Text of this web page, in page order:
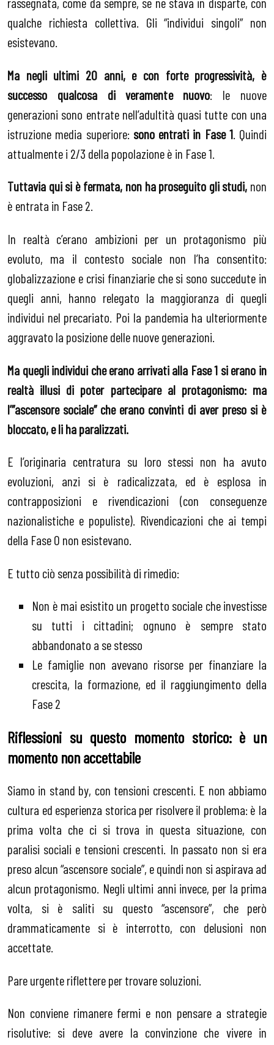
qualche richiesta collettiva. Gli “individui singoli” non
esistevano.
Ma negli ultimi 20 anni, e con forte progressività, è
successo qualcosa di veramente nuovo: le nuove
generazioni sono entrate nell’adultità quasi tutte con una
istruzione media superiore: sono entrati in Fase 1. Quindi
attualmente i 2/3 della popolazione è in Fase 1.
Tuttavia qui si è fermata, non ha proseguito gli studi, non
è entrata in Fase 2.
In realtà c’erano ambizioni per un protagonismo più
evoluto, ma il contesto sociale non l’ha consentito:
globalizzazione e crisi finanziarie che si sono succedute in
quegli anni, hanno relegato la maggioranza di quegli
individui nel precariato. Poi la pandemia ha ulteriormente
aggravato la posizione delle nuove generazioni.
Ma quegli individui che erano arrivati alla Fase 1 si erano in
realtà illusi di poter partecipare al protagonismo: ma
l’”ascensore sociale” che erano convinti di aver preso si è
bloccato, e li ha paralizzati.
E l’originaria centratura su loro stessi non ha avuto
evoluzioni, anzi si è radicalizzata, ed è esplosa in
contrapposizioni e rivendicazioni (con conseguenze
nazionalistiche e populiste). Rivendicazioni che ai tempi
della Fase 0 non esistevano.
E tutto ciò senza possibilità di rimedio:
Non è mai esistito un progetto sociale che investisse
su tutti i cittadini; ognuno è sempre stato
abbandonato a se stesso
Le famiglie non avevano risorse per finanziare la
crescita, la formazione, ed il raggiungimento della
Fase 2
Riflessioni su questo momento storico: è un
momento non accettabile
Siamo in stand by, con tensioni crescenti. E non abbiamo
cultura ed esperienza storica per risolvere il problema: è la
prima volta che ci si trova in questa situazione, con
paralisi sociali e tensioni crescenti. In passato non si era
preso alcun “ascensore sociale”, e quindi non si aspirava ad
alcun protagonismo. Negli ultimi anni invece, per la prima
volta, si è saliti su questo “ascensore”, che però
drammaticamente si è interrotto, con delusioni non
accettate.
Pare urgente riflettere per trovare soluzioni.
Non conviene rimanere fermi e non pensare a strategie
risolutive: si deve avere la convinzione che vivere in